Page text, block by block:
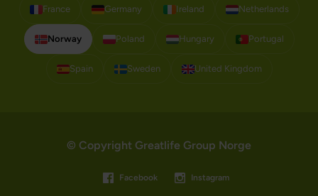
France Germany Ireland Netherlands
Norway Poland Hungary Portugal
Spain Sweden United Kingdom
© Copyright Greatlife Group Norge
Facebook Instagram